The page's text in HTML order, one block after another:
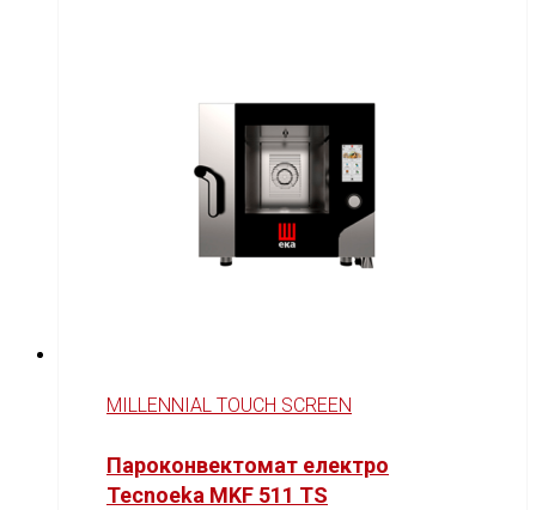
MILLENNIAL TOUCH SCREEN
Пароконвектомат електро
Tecnoeka MKF 511 TS